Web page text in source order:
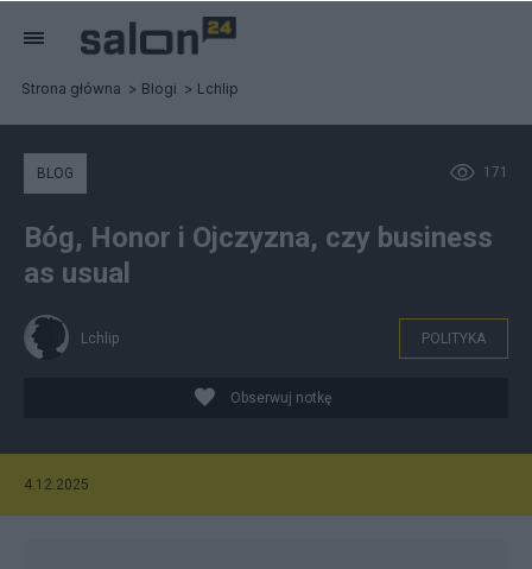
Strona główna Blogi Lchlip
171
BLOG
Bóg, Honor i Ojczyzna, czy business
as usual
Lchlip POLITYKA
Obserwuj notkę
4.12.2025